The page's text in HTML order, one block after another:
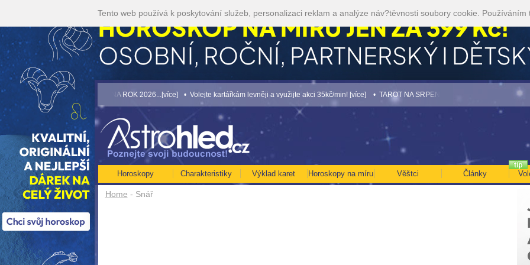
Home - Snář
Horoskopy Charakteristiky Výklad karet Horoskopy na míru Věštci Články
ROČNÍ HOROSKOP NA ROK 2026...[více] • Volejte kartářkám levněji a využijte akci 35kč/min! [více] • TAROT NA SRPEN ZA 49,-KČ... [více] • NEJVĚTŠÍ
Tento web používá k poskytování služeb, personalizaci reklam a analýze náv?těvnosti soubory cookie. Používáním